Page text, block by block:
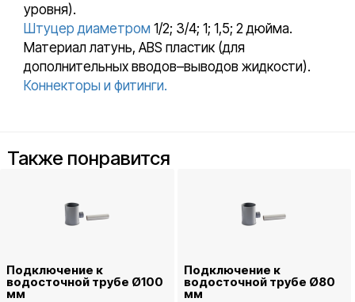
уровня).
Штуцер диаметром 1/2; 3/4; 1; 1,5; 2 дюйма.
Материал латунь, ABS пластик (для
дополнительных вводов–выводов жидкости).
Коннекторы и фитинги.
Также понравится
Подключение к
водосточной трубе Ø100
мм
Подключение к
водосточной трубе Ø80
мм